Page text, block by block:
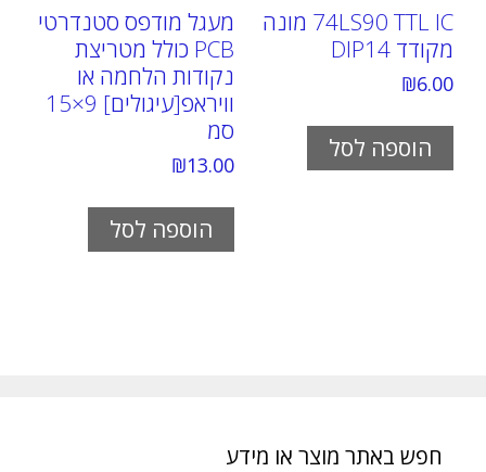
74LS90 TTL IC מונה
מקודד DIP14
₪6.00
הוספה לסל
מעגל מודפס סטנדרטי
PCB כולל מטריצת
נקודות הלחמה או
וויראפ[עיגולים] 9×15
סמ
₪13.00
הוספה לסל
חפש באתר מוצר או מידע